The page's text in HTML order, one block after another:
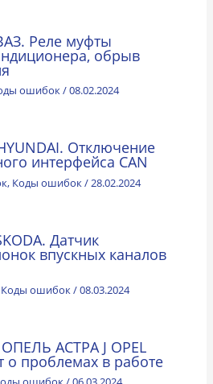
Реле муфты
обрыв
ошибок/08.02.2024
Отключение
интерфейса CAN
, Коды ошибок/28.02.2024
Датчик
впускных каналов
Коды ошибок /08.03.2024
АСТРА J OPEL
о проблемах в работе